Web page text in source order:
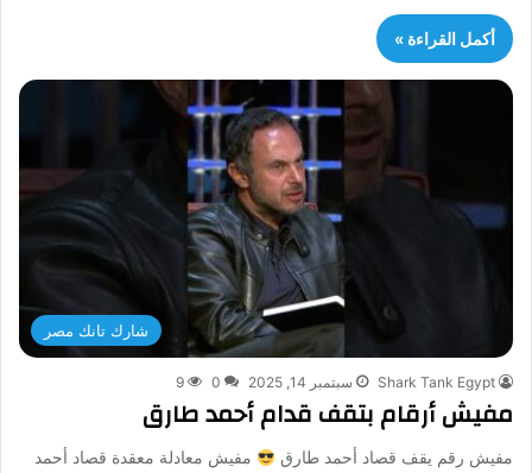
أكمل القراءة »
شارك تانك مصر
Shark Tank Egypt سبتمبر 14, 2025 0
9
مفيش أرقام بتقف قدام أحمد طارق
مفيش رقم يقف قصاد أحمد طارق
مفيش معادلة معقدة قصاد أحمد